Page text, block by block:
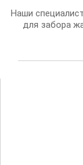
Наши
для забора